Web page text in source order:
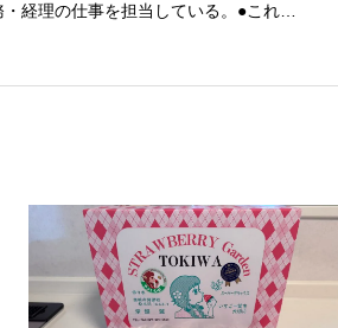
経理の仕事を担当している。●これま